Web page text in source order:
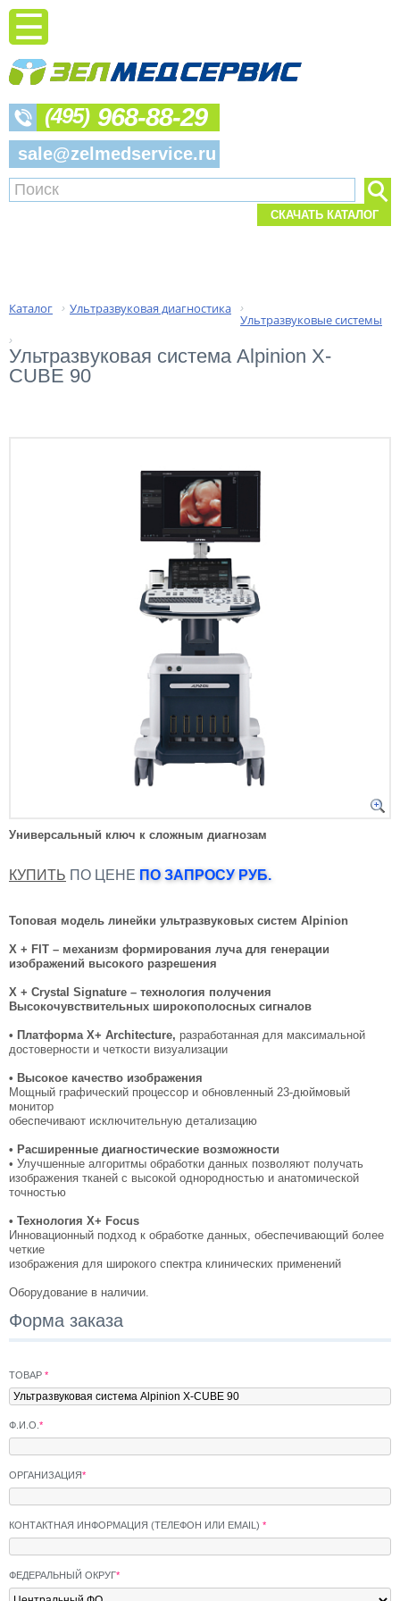
(495) 968-88-29
sale@zelmedservice.ru
СКАЧАТЬ КАТАЛОГ
Каталог › Ультразвуковая диагностика ›
Ультразвуковые системы
›
Ультразвуковая система Alpinion X-
CUBE 90
Универсальный ключ к сложным диагнозам
КУПИТЬ ПО ЦЕНЕ ПО ЗАПРОСУ РУБ.
Топовая модель линейки ультразвуковых систем Alpinion
X + FIT – механизм формирования луча для генерации
изображений высокого разрешения
X + Crystal Signature – технология получения
Высокочувствительных широкополосных сигналов
• Платформа X+ Architecture, разработанная для максимальной
достоверности и четкости визуализации
• Высокое качество изображения
Мощный графический процессор и обновленный 23-дюймовый
монитор
обеспечивают исключительную детализацию
• Расширенные диагностические возможности
• Улучшенные алгоритмы обработки данных позволяют получать
изображения тканей с высокой однородностью и анатомической
точностью
• Технология X+ Focus
Инновационный подход к обработке данных, обеспечивающий более
четкие
изображения для широкого спектра клинических применений
Оборудование в наличии.
Форма заказа
ТОВАР *
Ф.И.О. *
ОРГАНИЗАЦИЯ*
КОНТАКТНАЯ ИНФОРМАЦИЯ (ТЕЛЕФОН ИЛИ EMAIL) *
ФЕДЕРАЛЬНЫЙ ОКРУГ*